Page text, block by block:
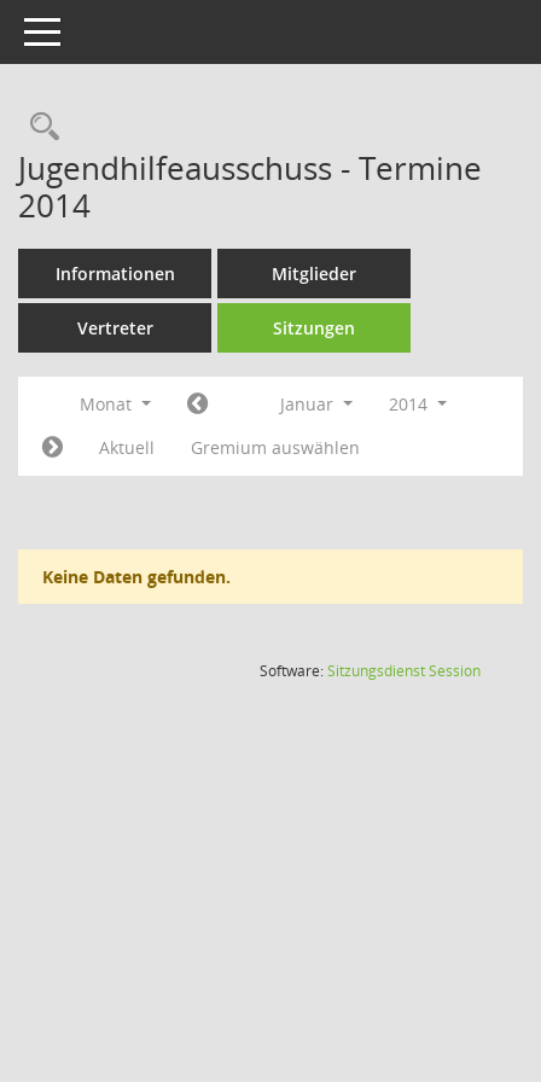
Toggle navigation
Rechercheauswahl
Jugendhilfeausschuss - Termine
2014
Informationen Mitglieder
Vertreter Sitzungen
Monat Januar
2014
Aktuell
Gremium auswählen
Keine Daten gefunden.
Software:SitzungsdienstSession(Wird in